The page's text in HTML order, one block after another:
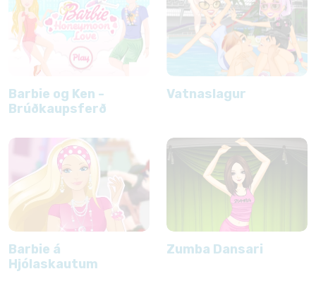
Barbie og Ken -
Brúðkaupsferð
Vatnaslagur
Barbie á
Hjólaskautum
Zumba Dansari